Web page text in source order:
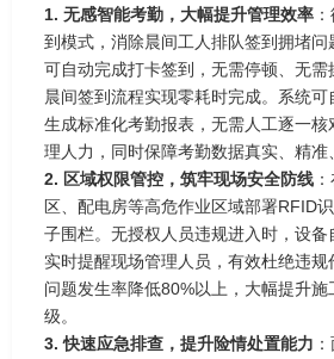
1. 无感智能考勤，大幅提升管理效率
到模式，消除晨间工人排队签到拥堵问
可自动完成打卡签到，无需停顿、无需
晨间签到流程实现零耗时完成。系统可
生成标准化考勤报表，无需人工逐一核
理人力，同时保障考勤数据真实、精准
2. 区域权限管控，筑牢现场安全防线
区、配电房等高危作业区域部署RFID
子围栏。无授权人员违规进入时，设备
实时提醒现场管理人员，有效杜绝违规
问题发生率降低80%以上，大幅提升
级。
3. 快速应急排查，提升险情处置能力